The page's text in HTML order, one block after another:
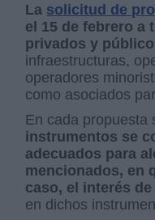
La solicitud de
el 15 de febrero a
privados y
infraestructuras,
operadores
como asociados
En cada propuesta
instrumentos se
adecuados para
mencionados, en
caso, el interés
en dichos